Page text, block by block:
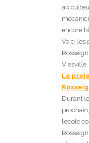
encore
Voici les
Viesville.
Le
Durant
l’école